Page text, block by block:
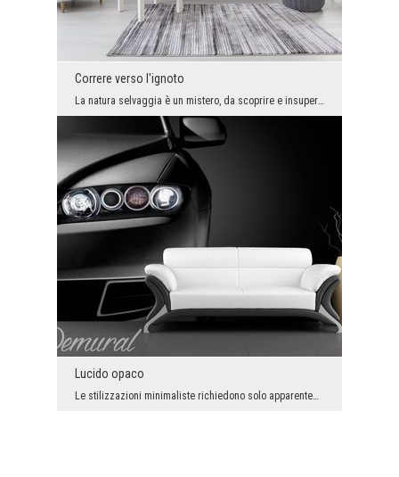
Correre verso l'ignoto
La natura selvaggia è un mistero, da scoprire e insuperabile. Se abbiamo la forza, non possiamo c...
Lucido opaco
Le stilizzazioni minimaliste richiedono solo apparentemente meno lavoro degli arrangiamenti - dic...